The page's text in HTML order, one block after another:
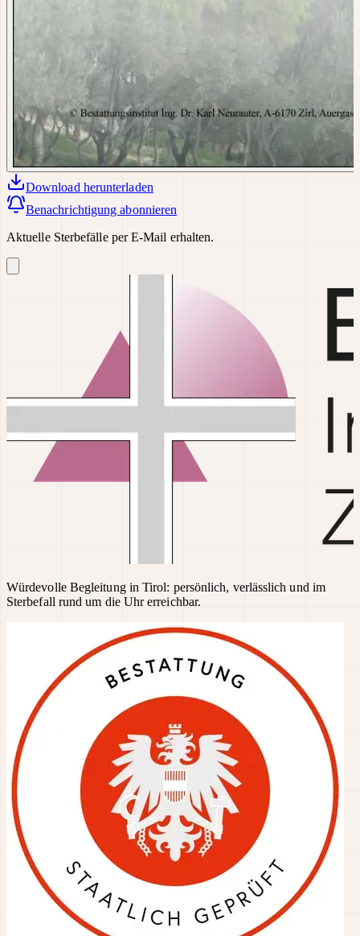
Download herunterladen
Benachrichtigung abonnieren
Aktuelle Sterbefälle per E-Mail erhalten.
Würdevolle Begleitung in Tirol: persönlich, verlässlich und im
Sterbefall rund um die Uhr erreichbar.